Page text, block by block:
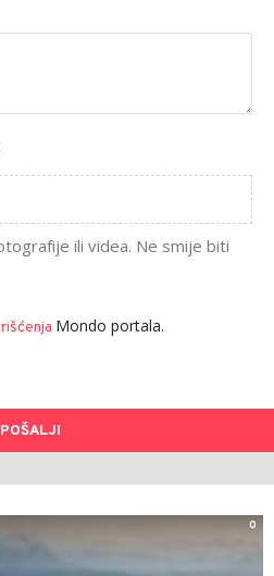
ili videa. Ne smije biti
Mondo portala.
POŠALJI
0